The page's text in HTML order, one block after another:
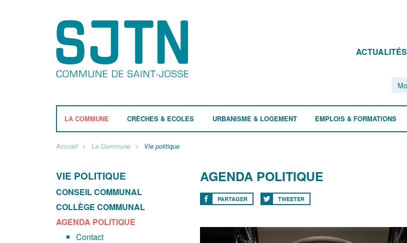
ACTUALITÉS
LA COMMUNE CRÈCHES & ECOLES URBANISME & LOGEMENT EMPLOIS & FORMATIONS
Accueil La Commune Vie politique
VIE POLITIQUE
CONSEIL COMMUNAL
COLLÈGE COMMUNAL
AGENDA POLITIQUE
Contact
AGENDA POLITIQUE
PARTAGER TWEETER